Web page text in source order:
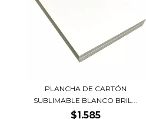
PLANCHA DE CARTÓN
SUBLIMABLE BLANCO BRIL...
$1.585